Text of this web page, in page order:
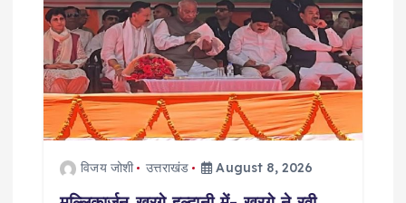
g
a
t
विजय जोशी उत्तराखंड August 8, 2026